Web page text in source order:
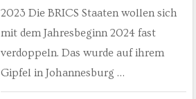
2023 Die BRICS Staaten wollen sich
mit dem Jahresbeginn 2024 fast
verdoppeln. Das wurde auf ihrem
Gipfel in Johannesburg …